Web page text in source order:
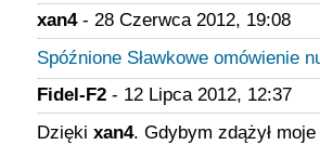
xan4- 28 Czerwca 2012, 19:08
Spóźnione Sławkowe omówienie
Fidel-F2- 12 Lipca 2012, 12:37
Dzięki xan4. Gdybym zdążył moje